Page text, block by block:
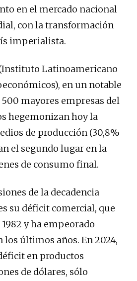
en el mercado nacional
con la transformación
imperialista.
(Instituto Latinoamericano
en un notable
mayores empresas del
hegemonizan hoy la
de producción (30,8%
el segundo lugar en la
de consumo final.
de la decadencia
su déficit comercial, que
y ha empeorado
los últimos años. En 2024,
en productos
de dólares, sólo